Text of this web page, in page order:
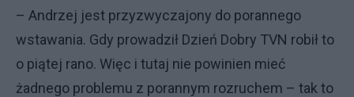
– Andrzej jest przyzwyczajony do porannego
wstawania. Gdy prowadził Dzień Dobry TVN robił to
o piątej rano. Więc i tutaj nie powinien mieć
żadnego problemu z porannym rozruchem – tak to